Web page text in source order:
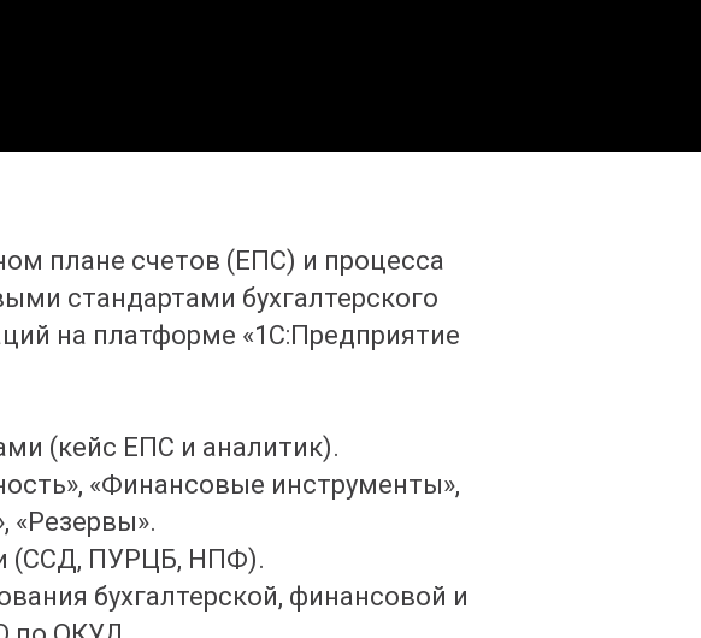
плане счетов (ЕПС) и процесса
стандартами бухгалтерского
на платформе «1С:Предприятие
(кейс ЕПС и аналитик).
«Финансовые инструменты»,
«Резервы».
(ССД, ПУРЦБ, НПФ).
бухгалтерской, финансовой и